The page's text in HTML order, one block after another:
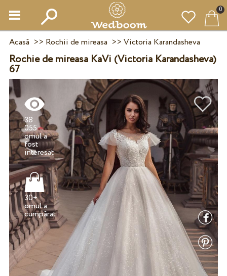
0
Acasă >> Rochii de mireasa >> Victoria Karandasheva
Rochie de mireasa KaVi (Victoria Karandasheva)
67
38
055
omul a
fost
interesat
30+
omul a
cumpărat